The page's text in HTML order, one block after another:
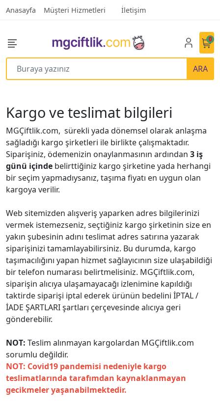
Anasayfa Müşteri Hizmetleri İletişim
ARA
0
Kargo ve teslimat bilgileri
MGÇiftlik.com, sürekli yada dönemsel olarak anlaşma
sağladığı kargo şirketleri ile birlikte çalışmaktadır.
Siparişiniz, ödemenizin onaylanmasının ardından 3 iş
günü içinde belirttiğiniz kargo şirketine yada herhangi
bir seçim yapmadıysanız, taşıma fiyatı en uygun olan
kargoya verilir.
Web sitemizden alışveriş yaparken adres bilgilerinizi
vermek istemezseniz, seçtiğiniz kargo şirketinin size en
yakın şubesinin adını teslimat adres satırına yazarak
siparişinizi tamamlayabilirsiniz. Bu durumda, kargo
taşımacılığını yapan hizmet sağlayıcının size ulaşabildiği
bir telefon numarası belirtmelisiniz. MGÇiftlik.com,
siparişin alıcıya ulaşamayacağı izlenimine kapıldığı
taktirde siparişi iptal ederek ürünün bedelini İPTAL /
İADE ŞARTLARI şartları çerçevesinde alıcıya geri
gönderebilir.
NOT: Teslim alınmayan kargolardan MGÇiftlik.com
sorumlu değildir.
NOT: Covid19 pandemisi nedeniyle kargo
teslimatlarında tarafımdan kaynaklanmayan
gecikmeler yaşanabilmektedir.